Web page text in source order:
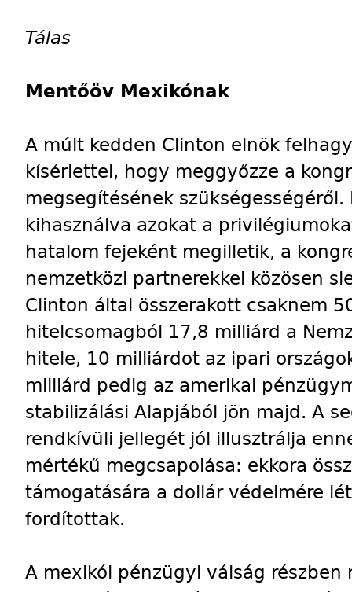
Tálas
Mentőöv Mexikónak
A múlt kedden Clinton elnök
kísérlettel, hogy meggyőzze a
megsegítésének
kihasználva azokat a
hatalom fejeként megilletik, a
nemzetközi partnerekkel közösen
Clinton által összerakott csaknem
hitelcsomagból 17,8 milliárd a
hitele, 10 milliárdot az ipari
milliárd pedig az amerikai
stabilizálási Alapjából jön majd. A
rendkívüli jellegét jól illusztrálja
mértékű megcsapolása: ekkora
támogatására a dollár védelmére
fordítottak.
A mexikói pénzügyi válság